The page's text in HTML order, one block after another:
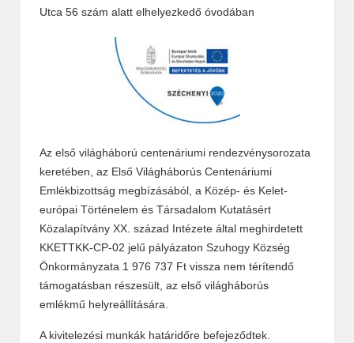
Utca 56 szám alatt elhelyezkedő óvodában
Az első világháború centenáriumi rendezvénysorozata
keretében, az Első Világháborús Centenáriumi
Emlékbizottság megbízásából, a Közép- és Kelet-
európai Történelem és Társadalom Kutatásért
Közalapítvány XX. század Intézete által meghirdetett
KKETTKK-CP-02 jelű pályázaton Szuhogy Község
Önkormányzata 1 976 737 Ft vissza nem térítendő
támogatásban részesült, az első világháborús
emlékmű helyreállítására.
A kivitelezési munkák határidőre befejeződtek.